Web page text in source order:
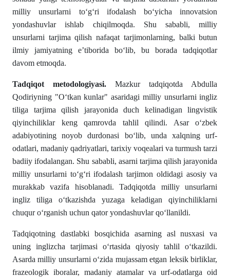
milliy unsurlarni toʻgʻri ifodalash boʻyicha innovatsion
yondashuvlar ishlab chiqilmoqda. Shu sababli, milliy
unsurlarni tarjima qilish nafaqat tarjimonlarning, balki butun
ilmiy jamiyatning eʼtiborida boʻlib, bu borada tadqiqotlar
davom etmoqda.
Tadqiqot metodologiyasi.Mazkur tadqiqotda Abdulla
Qodiriyning "Oʻtkan kunlar" asaridagi milliy unsurlarni ingliz
tiliga tarjima qilish jarayonida duch kelinadigan lingvistik
qiyinchiliklar keng qamrovda tahlil qilindi. Asar oʻzbek
adabiyotining noyob durdonasi boʻlib, unda xalqning urf-
odatlari, madaniy qadriyatlari, tarixiy voqealari va turmush tarzi
badiiy ifodalangan. Shu sababli, asarni tarjima qilish jarayonida
milliy unsurlarni toʻgʻri ifodalash tarjimon oldidagi asosiy va
murakkab vazifa hisoblanadi. Tadqiqotda milliy unsurlarni
ingliz tiliga oʻtkazishda yuzaga keladigan qiyinchiliklarni
chuqur oʻrganish uchun qator yondashuvlar qoʻllanildi.
Tadqiqotning dastlabki bosqichida asarning asl nusxasi va
uning inglizcha tarjimasi oʻrtasida qiyosiy tahlil oʻtkazildi.
Asarda milliy unsurlarni oʻzida mujassam etgan leksik birliklar,
frazeologik iboralar, madaniy atamalar va urf-odatlarga oid